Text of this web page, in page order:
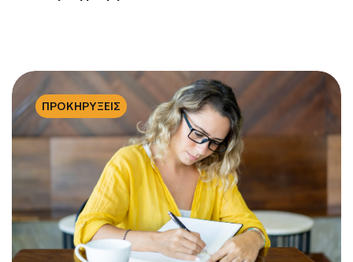
ΠΡΟΚΗΡΥΞΕΙΣ